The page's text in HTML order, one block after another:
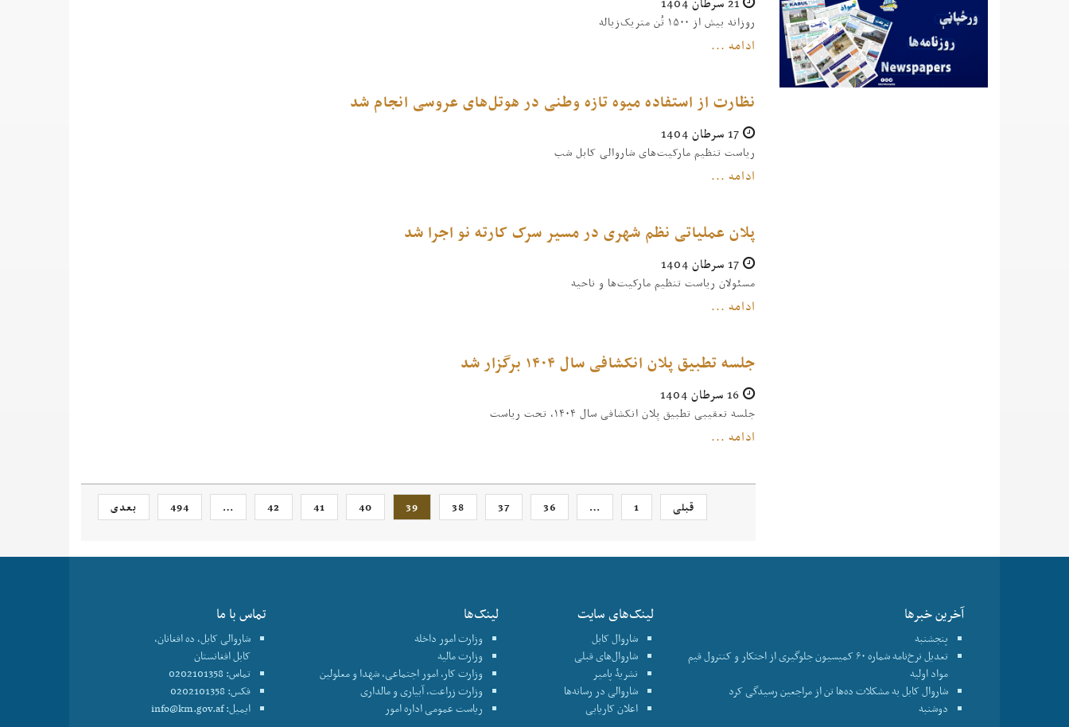
روزانه بیش از ۱۵۰۰ تُن متریک‌زباله
ادامه ...
نظارت از استفاده میوه‌ تازه وطنی در هوتل‌های عروسی انجام شد
ریاست تنظیم مارکیت‌های شاروالی کابل شب
ادامه ...
پلان عملیاتی نظم شهری در مسیر سرک کارته نو اجرا شد
مسئولان ریاست تنظیم مارکیت‌ها و ناحیه
ادامه ...
جلسه تطبیق پلان انکشافی سال ۱۴۰۴ برگزار شد
جلسه تعقیبی تطبیق پلان انکشافی سال ۱۴۰۴، تحت ریاست
ادامه ...
قبلی 1
…
36
37
38
39
40
41
42
…
494 بعدی
آخرین خبرها
پنجشنبه
تعدیل نرخ‌نامه شماره ۶۰ کمیسیون جلوگیری از احتکار و کنترول قیم
مواد اولیه
شاروال کابل به مشکلات ده‌ها تن از مراجعین رسیدگی کرد
دوشنبه
لینک‌های سایت
شاروال کابل
شاروال‌های قبلی
نشریۀ پامیر
شاروالی در رسانه‌ها
اعلان کاریابی
لینک‌ها
وزارت امور داخله
وزارت مالیه
وزارت کار، امور اجتماعی، شهدا و معلولین
وزارت زراعت، آبیاری و مالداری
ریاست عمومی اداره امور
تماس با ما
شاروالی کابل، ده افغانان،
کابل افغانستان
تماس: 0202101358
فکس: 0202101358
ایمیل:info@km.gov.af